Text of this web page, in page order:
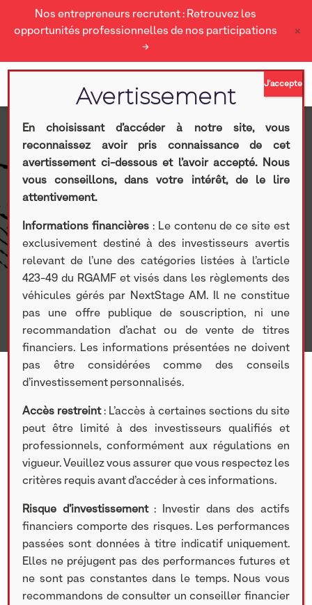
Nos entrepreneurs recrutent : Retrouvez les
opportunités professionnelles de nos participations
→
×
Le Private Equity dans le
Plan d’Épargne Retraite
(PER) | Guide complet
Nextstage AM> Le Private Equity dans le Plan d’Épargne
Retraite (PER) | Guide complet
Private Equity et PER
investir dans des sociétés non cotées en bourse , telles
que desPMEs,ETIs ou grandes entreprises , avec
l’objectif de les faire croître et de générer uneplus-
value à la revente des parts. Ces sociétés peuvent être
desstart-upsà fort potentiel ou des entreprises plus
Investir dans lePrivate Equitypeut générer des
rendements supérieurs, mais cela implique aussi des
risques spécifiques: perte partielle ou totale du capital
investi,liquidité réduitedu fait du caractère non coté
des entreprises, etincertitude sur la valorisation des
En choisissant d’accéder à notre site, vous
reconnaissez avoir pris connaissance de cet
avertissement ci-dessous et l’avoir accepté. Nous
vous conseillons, dans votre intérêt, de le lire
attentivement.
Informations financières : Le contenu de ce site est
exclusivement destiné à des investisseurs avertis
relevant de l’une des catégories listées à l’article
423-49 du RGAMF et visés dans les règlements des
véhicules gérés par NextStage AM. Il ne constitue
pas une offre publique de souscription, ni une
recommandation d’achat ou de vente de titres
financiers. Les informations présentées ne doivent
pas être considérées comme des conseils
d’investissement personnalisés.
Accès restreint: L’accès à certaines sections du site
peut être limité à des investisseurs qualifiés et
professionnels, conformément aux régulations en
vigueur. Veuillez vous assurer que vous respectez les
critères requis avant d’accéder à ces informations.
Risque d’investissement: Investir dans des actifs
financiers comporte des risques. Les performances
passées sont données à titre indicatif uniquement.
Elles ne préjugent pas des performances futures et
ne sont pas constantes dans le temps. Nous vous
recommandons de consulter un conseiller financier